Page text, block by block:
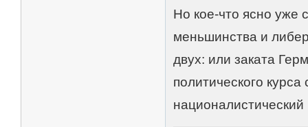
Но кое-что ясно уже
меньшинства и
двух: или заката
политического
националистический